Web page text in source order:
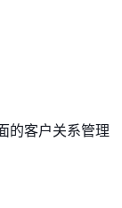
的客户关系管理